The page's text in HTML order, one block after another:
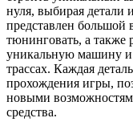
нуля, выбирая детали
представлен
тюнинговать, а также
уникальную машину и
трассах. Каждая
прохождения игры,
новыми
средства.